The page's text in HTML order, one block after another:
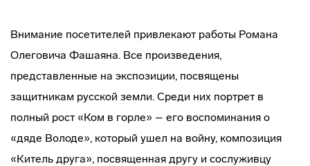
Внимание посетителей привлекают работы Романа
Олеговича Фашаяна. Все произведения,
представленные на экспозиции, посвящены
защитникам русской земли. Среди них портрет в
полный рост «Ком в горле» – его воспоминания о
«дяде Володе», который ушел на войну, композиция
«Китель друга», посвященная другу и сослуживцу